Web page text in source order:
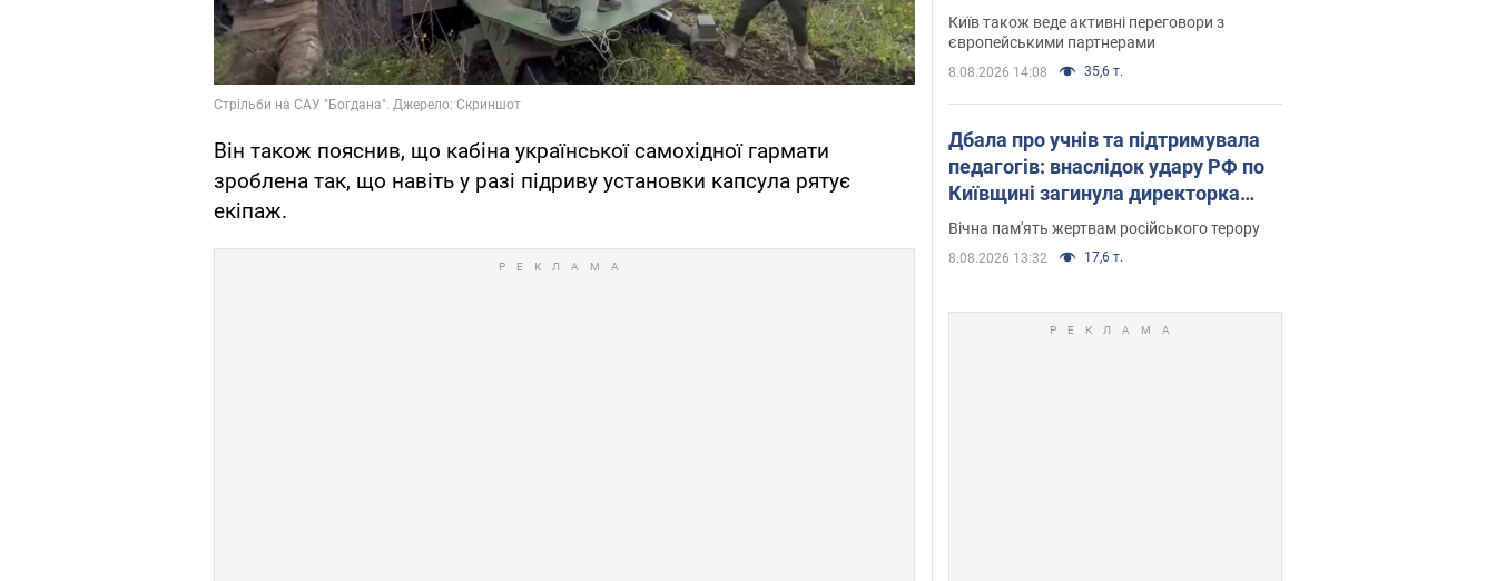
Він також пояснив, що кабіна української самохідної гармати
зроблена так, що навіть у разі підриву установки капсула рятує
екіпаж.
розкрив подробиці
Київ також веде активні переговори з
європейськими партнерами
8.08.2026 14:08 35,6 т.
Дбала про учнів та підтримувала
педагогів: внаслідок удару РФ по
Київщині загинула директорка
київського ліцею, її чоловік та онук
Вічна пам'ять жертвам російського терору
8.08.2026 13:32 17,6 т.